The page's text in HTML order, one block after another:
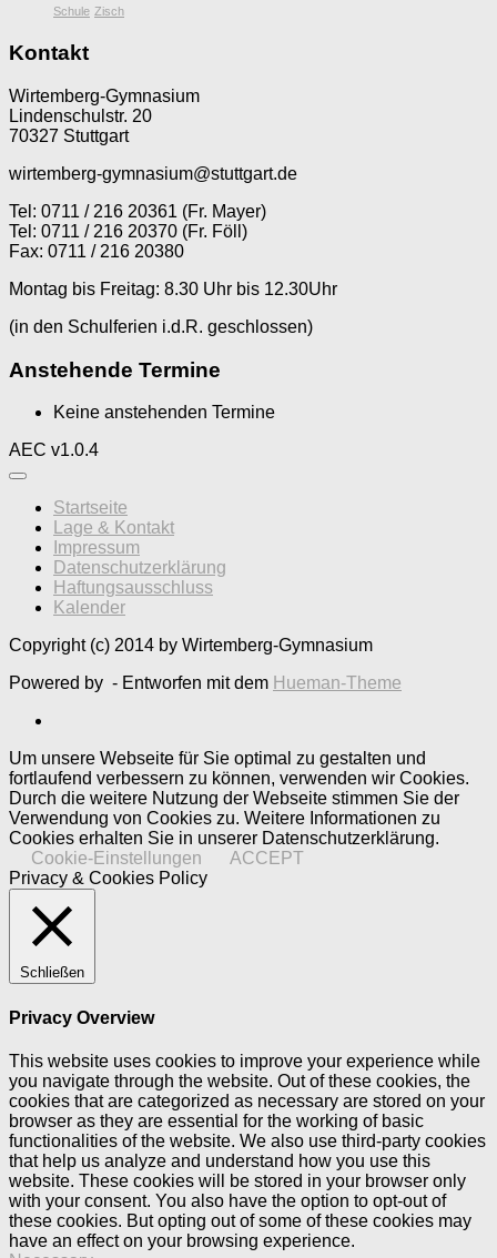
Schule Zisch
Kontakt
Wirtemberg-Gymnasium
Lindenschulstr. 20
70327 Stuttgart
wirtemberg-gymnasium@stuttgart.de
Tel: 0711 / 216 20361 (Fr. Mayer)
Tel: 0711 / 216 20370 (Fr. Föll)
Fax: 0711 / 216 20380
Montag bis Freitag: 8.30 Uhr bis 12.30Uhr
(in den Schulferien i.d.R. geschlossen)
Anstehende Termine
Keine anstehenden Termine
AEC v1.0.4
Startseite
Lage & Kontakt
Impressum
Datenschutzerklärung
Haftungsausschluss
Kalender
Copyright (c) 2014 by Wirtemberg-Gymnasium
Powered by - Entworfen mit dem Hueman-Theme
Um unsere Webseite für Sie optimal zu gestalten und
fortlaufend verbessern zu können, verwenden wir Cookies.
Durch die weitere Nutzung der Webseite stimmen Sie der
Verwendung von Cookies zu. Weitere Informationen zu
Cookies erhalten Sie in unserer Datenschutzerklärung.
Cookie-Einstellungen
ACCEPT
Privacy & Cookies Policy
Schließen
Privacy Overview
This website uses cookies to improve your experience while
you navigate through the website. Out of these cookies, the
cookies that are categorized as necessary are stored on your
browser as they are essential for the working of basic
functionalities of the website. We also use third-party cookies
that help us analyze and understand how you use this
website. These cookies will be stored in your browser only
with your consent. You also have the option to opt-out of
these cookies. But opting out of some of these cookies may
have an effect on your browsing experience.